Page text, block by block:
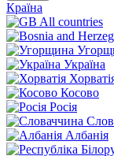
Країна
All countries
Україна
Косово
Росія
Албанія